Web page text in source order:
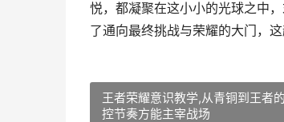
悦，都凝聚在这小小的光球之中
了通向最终挑战与荣耀的大门，
王者荣耀意识教学,从青铜到王者
控节奏方能主宰战场